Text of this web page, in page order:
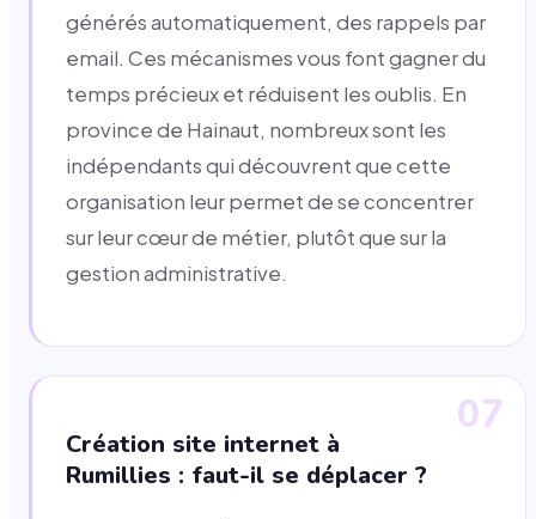
générés automatiquement, des rappels par
email. Ces mécanismes vous font gagner du
temps précieux et réduisent les oublis. En
province de Hainaut, nombreux sont les
indépendants qui découvrent que cette
organisation leur permet de se concentrer
sur leur cœur de métier, plutôt que sur la
gestion administrative.
07
Création site internet à
Rumillies : faut-il se déplacer ?